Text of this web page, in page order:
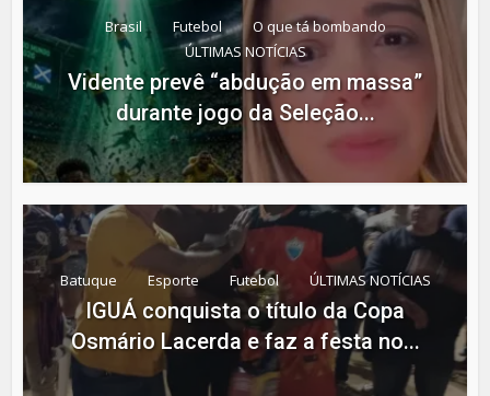
Brasil Futebol
O que tá bombando
ÚLTIMAS NOTÍCIAS
Vidente prevê “abdução em massa”
durante jogo da Seleção...
Batuque Esporte Futebol ÚLTIMAS NOTÍCIAS
IGUÁ conquista o título da Copa
Osmário Lacerda e faz a festa no...